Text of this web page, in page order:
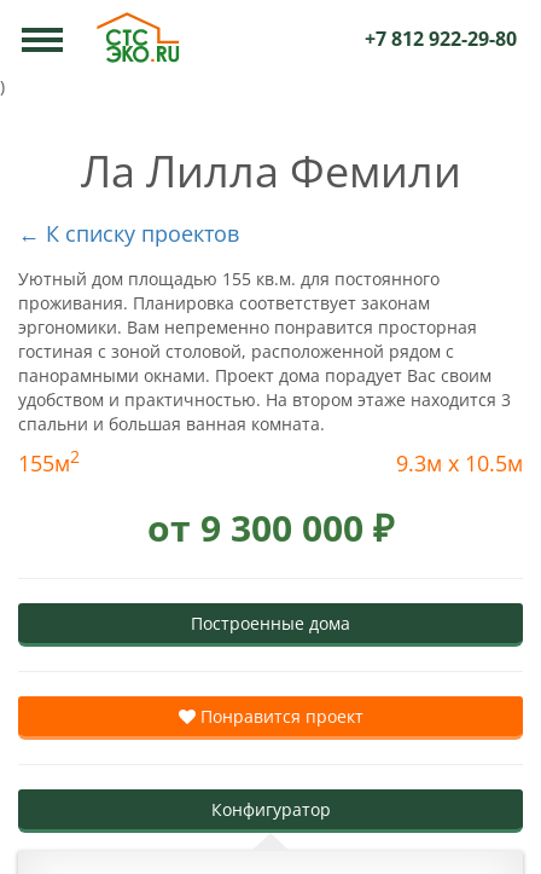
)
+7 812 922-29-80
Ла Лилла Фемили
← К списку проектов
Уютный дом площадью 155 кв.м. для постоянного
проживания. Планировка соответствует законам
эргономики. Вам непременно понравится просторная
гостиная с зоной столовой, расположенной рядом с
панорамными окнами. Проект дома порадует Вас своим
удобством и практичностью. На втором этаже находится 3
спальни и большая ванная комната.
155м2 9.3м x 10.5м
от 9 300 000 ₽
Построенные дома
Понравится проект
Конфигуратор